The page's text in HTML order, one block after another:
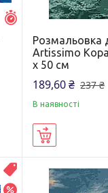
Залишилось 6 днів
Розмальовка
Artissimo
х 50 см
189,60 ₴ 237 ₴
В наявності
Распродажа